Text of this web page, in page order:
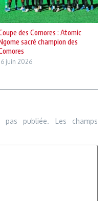
des Comores : Atomic
sacré champion des
juin 2026
publiée.
Les champs